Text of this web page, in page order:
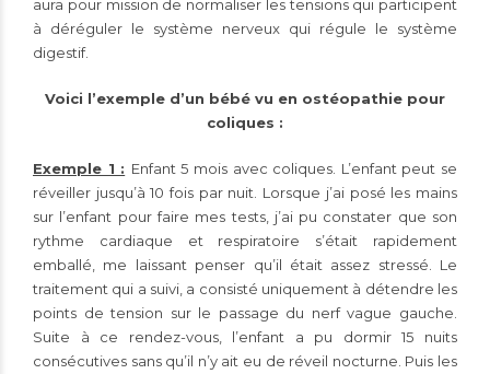
aura pour mission de normaliser les tensions qui participent
à déréguler le système nerveux qui régule le système
digestif.
Voici l’exemple d’un bébé vu en ostéopathie pour
coliques :
Exemple 1 : Enfant 5 mois avec coliques. L’enfant peut se
réveiller jusqu’à 10 fois par nuit. Lorsque j’ai posé les mains
sur l’enfant pour faire mes tests, j’ai pu constater que son
rythme cardiaque et respiratoire s’était rapidement
emballé, me laissant penser qu’il était assez stressé. Le
traitement qui a suivi, a consisté uniquement à détendre les
points de tension sur le passage du nerf vague gauche.
Suite à ce rendez-vous, l’enfant a pu dormir 15 nuits
consécutives sans qu’il n’y ait eu de réveil nocturne. Puis les